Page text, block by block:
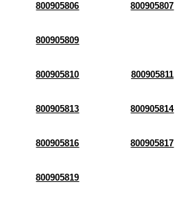
800905806 800905807
800905809
800905810 800905811
800905813 800905814
800905816 800905817
800905819